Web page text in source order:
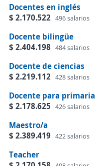
Docentes en inglés
$ 2.170.522 496 salarios
Docente bilingüe
$ 2.404.198 484 salarios
Docente de ciencias
$ 2.219.112 428 salarios
Docente para primaria
$ 2.178.625 426 salarios
Maestro/a
$ 2.389.419 422 salarios
Teacher